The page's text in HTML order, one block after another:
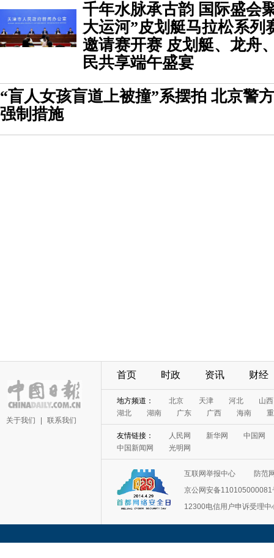
千年水脉承古韵 国际盛会
大运河”皮划艇马拉松系列
邀请赛开赛 皮划艇、龙舟
民共享端午盛宴
“盲人女孩盲道上被撞”系摆拍 北京警
强制措施
关于我们 联系我们
首页 时政 资讯 财经
地方频道： 北京 天津 河北
山西
湖北
湖南 广东 广西 海南
友情链接： 人民网 新华网
中国网
中国新闻网
光明网
互联网举报中心
防范
京公网安备110105000081
12300电信用户申诉受理中